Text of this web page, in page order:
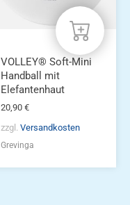
VOLLEY® Soft-Mini
Handball mit
Elefantenhaut
20,90 €
zzgl. Versandkosten
Grevinga